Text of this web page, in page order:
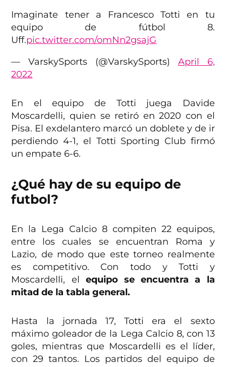
Imaginate tener a Francesco Totti en tu
equipo de fútbol 8.
Uff.pic.twitter.com/omNn2gsajG
— VarskySports (@VarskySports) April 6,
2022
En el equipo de Totti juega Davide
Moscardelli, quien se retiró en 2020 con el
Pisa. El exdelantero marcó un doblete y de ir
perdiendo 4-1, el Totti Sporting Club firmó
un empate 6-6.
¿Qué hay de su equipo de
futbol?
En la Lega Calcio 8 compiten 22 equipos,
entre los cuales se encuentran Roma y
Lazio, de modo que este torneo realmente
es competitivo. Con todo y Totti y
Moscardelli, el equipo se encuentra a la
mitad de la tabla general.
Hasta la jornada 17, Totti era el sexto
máximo goleador de la Lega Calcio 8, con 13
goles, mientras que Moscardelli es el líder,
con 29 tantos. Los partidos del equipo de